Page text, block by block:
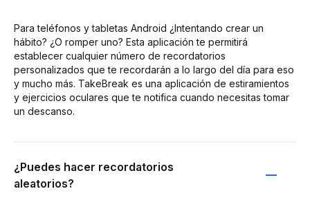
Para teléfonos y tabletas Android ¿Intentando crear un
hábito? ¿O romper uno? Esta aplicación te permitirá
establecer cualquier número de recordatorios
personalizados que te recordarán a lo largo del día para eso
y mucho más. TakeBreak es una aplicación de estiramientos
y ejercicios oculares que te notifica cuando necesitas tomar
un descanso.
¿Puedes hacer recordatorios
aleatorios?